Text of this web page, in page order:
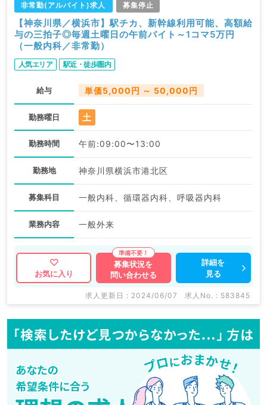
非常勤(アルバイト)求人 募集停止
【神奈川県／横浜市】駅チカ、新幹線利用可能、高額給
与の三拍子◎毎週土曜日の午前バイト～1コマ5万円
（一般内科／非常勤）
人気エリア 駅近・徒歩圏内
給与 単価5,000円 ～ 50,000円
勤務曜日 土
勤務時間 午前:09:00〜13:00
勤務地 神奈川県横浜市港北区
募集科目 一般内科、循環器内科、呼吸器内科
業務内容 一般外来
お気に入り
募集状況を
問い合わせる
詳細を
見る
求人更新日 : 2024/06/07 求人No. : 583845